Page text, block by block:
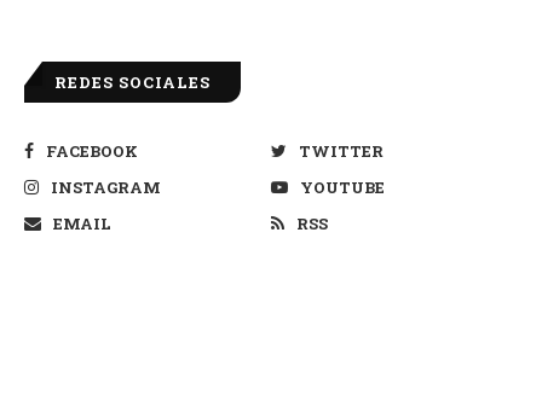
REDES SOCIALES
FACEBOOK
TWITTER
INSTAGRAM
YOUTUBE
EMAIL
RSS